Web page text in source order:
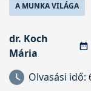
A MUNKA VILÁGA
dr. Koch
Mária
Olvasási idő: